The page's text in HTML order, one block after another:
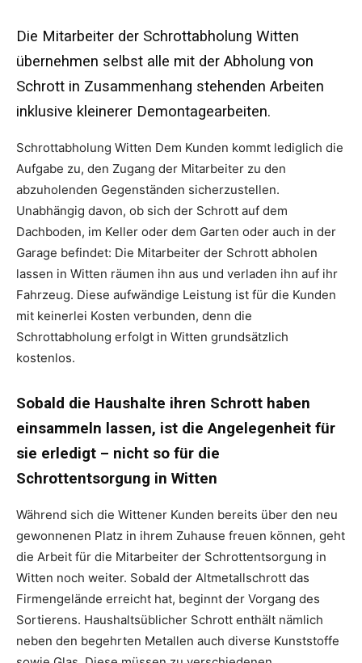
Die Mitarbeiter der Schrottabholung Witten
übernehmen selbst alle mit der Abholung von
Schrott in Zusammenhang stehenden Arbeiten
inklusive kleinerer Demontagearbeiten.
Schrottabholung Witten Dem Kunden kommt lediglich die
Aufgabe zu, den Zugang der Mitarbeiter zu den
abzuholenden Gegenständen sicherzustellen.
Unabhängig davon, ob sich der Schrott auf dem
Dachboden, im Keller oder dem Garten oder auch in der
Garage befindet: Die Mitarbeiter der Schrott abholen
lassen in Witten räumen ihn aus und verladen ihn auf ihr
Fahrzeug. Diese aufwändige Leistung ist für die Kunden
mit keinerlei Kosten verbunden, denn die
Schrottabholung erfolgt in Witten grundsätzlich
kostenlos.
Sobald die Haushalte ihren Schrott haben
einsammeln lassen, ist die Angelegenheit für
sie erledigt – nicht so für die
Schrottentsorgung in Witten
Während sich die Wittener Kunden bereits über den neu
gewonnenen Platz in ihrem Zuhause freuen können, geht
die Arbeit für die Mitarbeiter der Schrottentsorgung in
Witten noch weiter. Sobald der Altmetallschrott das
Firmengelände erreicht hat, beginnt der Vorgang des
Sortierens. Haushaltsüblicher Schrott enthält nämlich
neben den begehrten Metallen auch diverse Kunststoffe